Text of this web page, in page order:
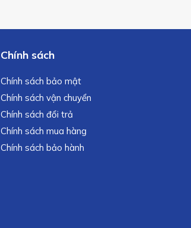
Chính sách
Chính sách bảo mật
Chính sách vận chuyển
Chính sách đổi trả
Chính sách mua hàng
Chính sách bảo hành